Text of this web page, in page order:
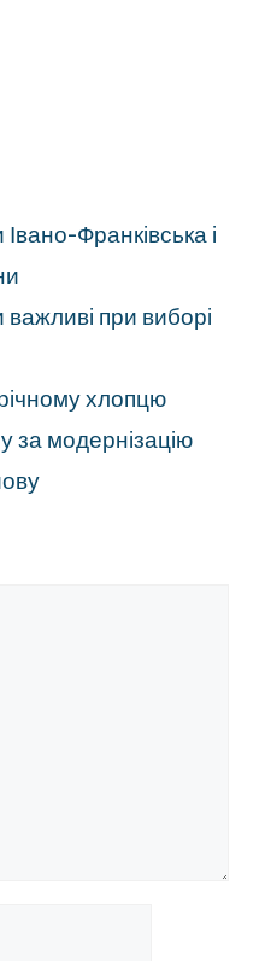
Франківська і
важливі при виборі
хлопцю
за модернізацію